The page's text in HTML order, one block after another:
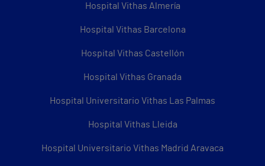
Hospital Vithas Almería
Hospital Vithas Barcelona
Hospital Vithas Castellón
Hospital Vithas Granada
Hospital Universitario Vithas Las Palmas
Hospital Vithas Lleida
Hospital Universitario Vithas Madrid Aravaca